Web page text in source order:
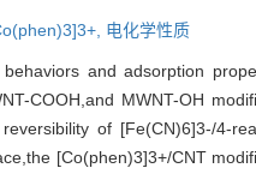
电化学性质
and adsorption
COOH,and MWNT-OH
of [Fe(CN)6]3-/4-
[Co(phen)3]3+/CNT